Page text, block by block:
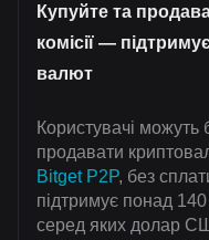
Купуйте та
комісії —
валют
Користувачі можуть
продавати
Bitget P2P, без
підтримує понад
серед яких долар